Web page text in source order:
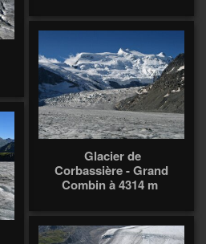
Glacier de
Corbassière - Grand
Combin à 4314 m